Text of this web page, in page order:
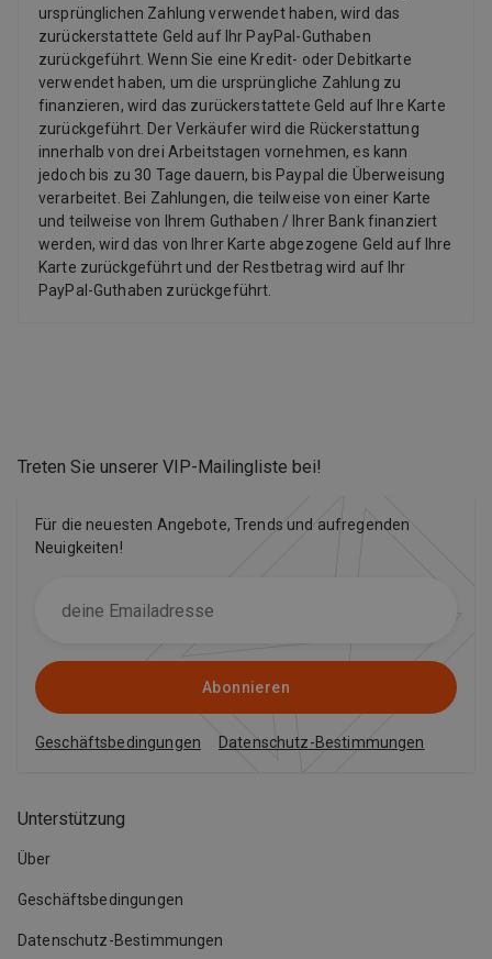
ursprünglichen Zahlung verwendet haben, wird das
zurückerstattete Geld auf Ihr PayPal-Guthaben
zurückgeführt. Wenn Sie eine Kredit- oder Debitkarte
verwendet haben, um die ursprüngliche Zahlung zu
finanzieren, wird das zurückerstattete Geld auf Ihre Karte
zurückgeführt. Der Verkäufer wird die Rückerstattung
innerhalb von drei Arbeitstagen vornehmen, es kann
jedoch bis zu 30 Tage dauern, bis Paypal die Überweisung
verarbeitet. Bei Zahlungen, die teilweise von einer Karte
und teilweise von Ihrem Guthaben / Ihrer Bank finanziert
werden, wird das von Ihrer Karte abgezogene Geld auf Ihre
Karte zurückgeführt und der Restbetrag wird auf Ihr
PayPal-Guthaben zurückgeführt.
Unterstützung
Über
Geschäftsbedingungen
Datenschutz-Bestimmungen
Treten Sie unserer VIP-Mailingliste bei!
Für die neuesten Angebote, Trends und aufregenden
Neuigkeiten!
Abonnieren
Geschäftsbedingungen Datenschutz-Bestimmungen